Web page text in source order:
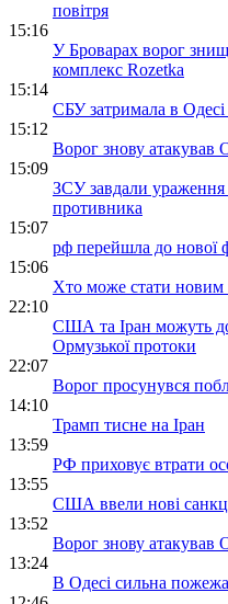
повітря
15:16
У Броварах ворог
комплекс Rozetka
15:14
СБУ затримала в Одесі
15:12
Ворог знову
15:09
ЗСУ завдали ураження
противника
15:07
рф перейшла до нової
15:06
Хто може стати
22:10
США та Іран можуть
Ормузької протоки
22:07
Ворог просунувся
14:10
Трамп тисне на Іран
13:59
РФ приховує втрати
13:55
США ввели нові
13:52
Ворог знову атакував
13:24
В Одесі сильна